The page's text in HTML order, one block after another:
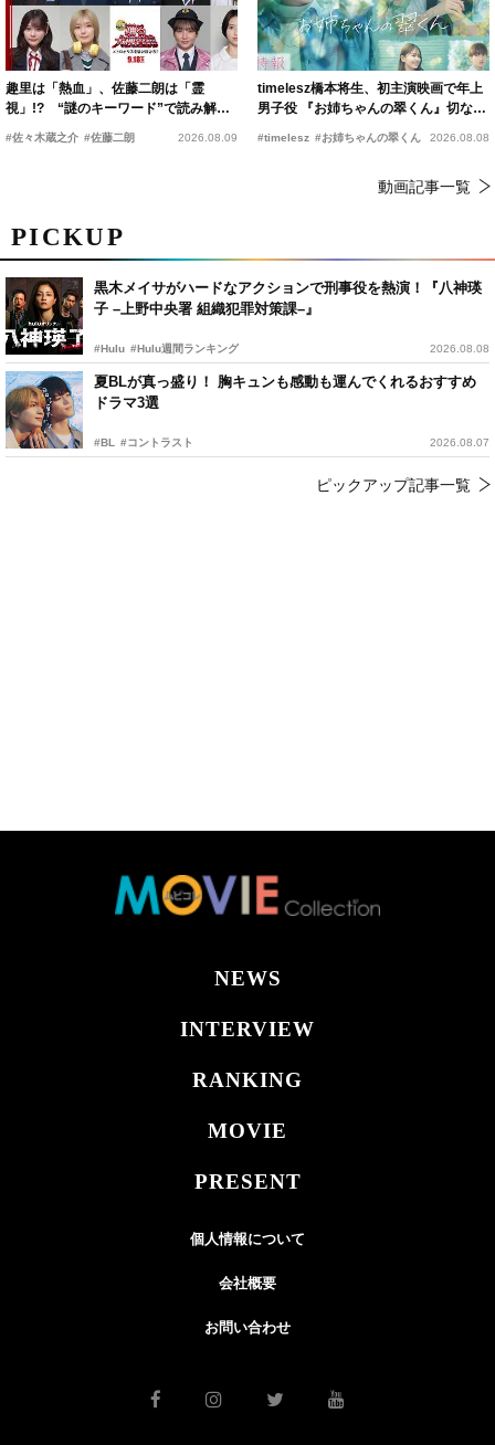
PICKUP
黒木メイサがハードなアクションで刑事役を熱演！『八神瑛
子 –上野中央署 組織犯罪対策課–』
#Hulu #Hulu週間ランキング 2026.08.08
夏BLが真っ盛り！ 胸キュンも感動も運んでくれるおすすめ
ドラマ3選
#BL #コントラスト 2026.08.07
ピックアップ記事一覧
趣里は「熱血」、佐藤二朗は「霊
視」!? “謎のキーワード”で読み解く
『踊る大捜査線 N.E.W.』新メンバー
#佐々木蔵之介 #佐藤二朗 2026.08.09
timelesz橋本将生、初主演映画で年上
男子役 『お姉ちゃんの翠くん』切ない
恋の幕開けを予感
#timelesz #お姉ちゃんの翠くん 2026.08.08
動画記事一覧
NEWS
INTERVIEW
RANKING
MOVIE
PRESENT
個人情報について
会社概要
お問い合わせ